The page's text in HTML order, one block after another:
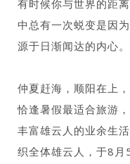
有时候你与世界的距
中总有一次蜕变是因
源于日渐闻达的内心。
仲夏赶海，顺阳在上
恰逢暑假最适合旅游
丰富雄云人的业余生
织全体雄云人，于8